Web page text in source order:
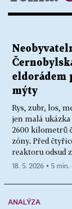
eldorádem
mýty
Rys, zubr, los,
jen malá
2600 kilometrů
zóny. Před
reaktoru odsud
18. 5. 2026 ▪ 5 min.
ANALÝZA